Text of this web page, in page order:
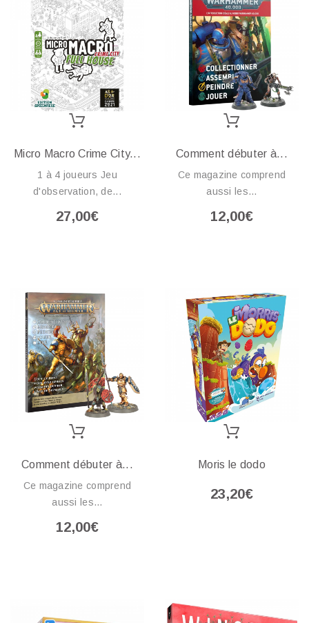
Micro Macro Crime City...
1 à 4 joueurs Jeu
d'observation, de...
27,00€
Comment débuter à...
Ce magazine comprend
aussi les...
12,00€
Comment débuter à...
Ce magazine comprend
aussi les...
12,00€
Moris le dodo
23,20€